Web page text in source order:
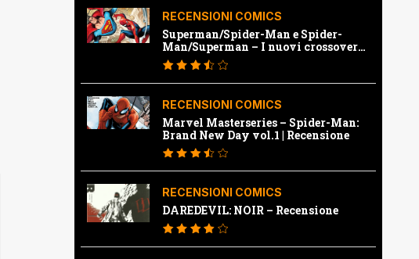
RECENSIONI COMICS
Superman/Spider-Man e Spider-
Man/Superman – I nuovi crossover
Marvel e Dc | Recensione
RECENSIONI COMICS
Marvel Masterseries – Spider-Man:
Brand New Day vol.1 | Recensione
RECENSIONI COMICS
DAREDEVIL: NOIR – Recensione